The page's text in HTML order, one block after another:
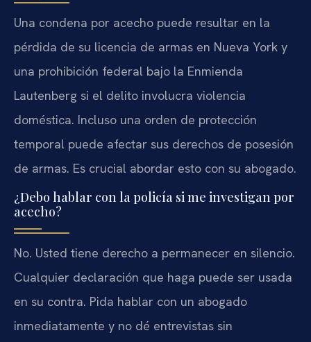
Una condena por acecho puede resultar en la
pérdida de su licencia de armas en Nueva York y
una prohibición federal bajo la Enmienda
Lautenberg si el delito involucra violencia
doméstica. Incluso una orden de protección
temporal puede afectar sus derechos de posesión
de armas. Es crucial abordar esto con su abogado.
¿Debo hablar con la policía si me investigan por
acecho?
No. Usted tiene derecho a permanecer en silencio.
Cualquier declaración que haga puede ser usada
en su contra. Pida hablar con un abogado
inmediatamente y no dé entrevistas sin